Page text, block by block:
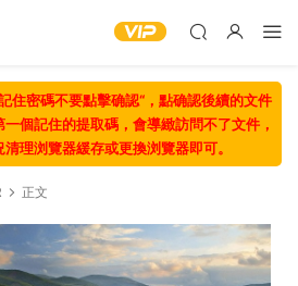
住密碼不要點擊确認“，點确認後續的文件
個記住的提取碼，會導緻訪問不了文件，
理浏覽器緩存或更換浏覽器即可。
正文